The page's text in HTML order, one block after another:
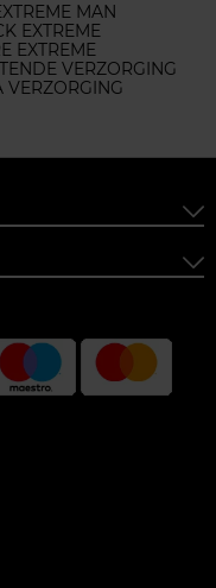
MAN
EXTREME
EXTREME
VERZORGING
VERZORGING